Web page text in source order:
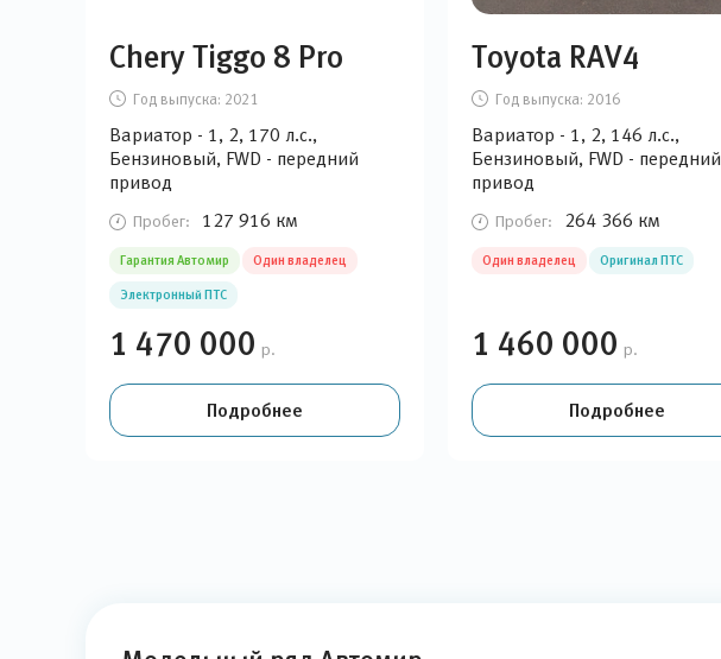
Chery Tiggo 8 Pro
Год выпуска: 2021
Вариатор - 1, 2, 170 л.с.,
Бензиновый, FWD - передний
привод
Пробег: 127 916 км
Гарантия Автомир Один владелец
Электронный ПТС
1 470 000 р.
Подробнее
Toyota RAV4
Год выпуска: 2016
Вариатор - 1, 2, 146 л.с.,
Бензиновый, FWD - передний
привод
Пробег: 264 366 км
Один владелец Оригинал ПТС
1 460 000 р.
Подробнее